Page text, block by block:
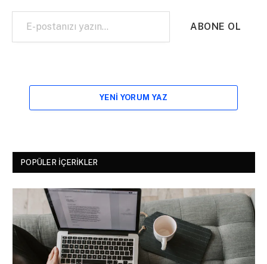
E-postanızı yazın…
ABONE OL
YENI YORUM YAZ
POPÜLER İÇERIKLER